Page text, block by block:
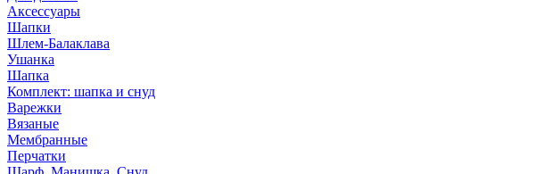
Аксессуары
Шапки
Шлем-Балаклава
Ушанка
Шапка
Комплект: шапка и снуд
Варежки
Вязаные
Мембранные
Перчатки